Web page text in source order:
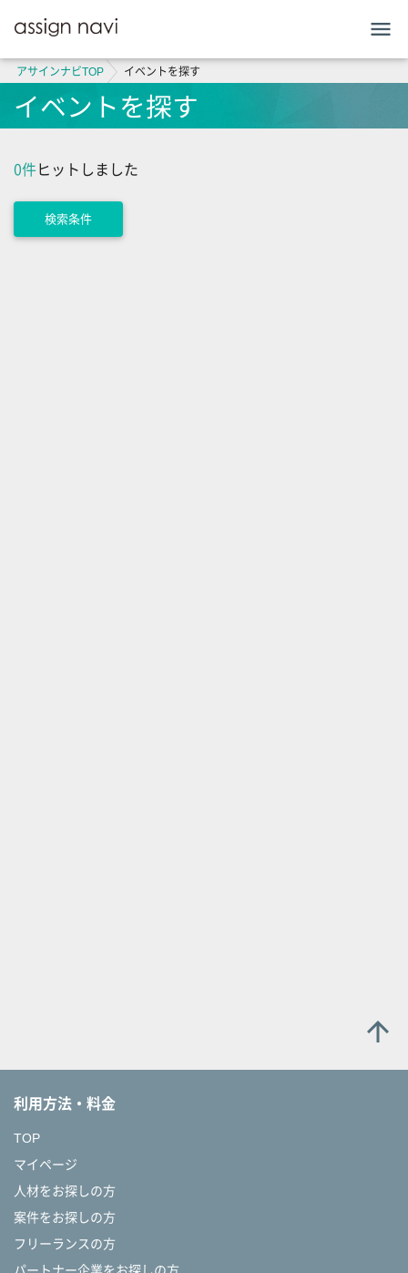
menu
アサインナビTOP イベントを探す
イベントを探す
0件ヒットしました
検索条件
arrow_upward
利用方法・料金
TOP
マイページ
人材をお探しの方
案件をお探しの方
フリーランスの方
パートナー企業をお探しの方